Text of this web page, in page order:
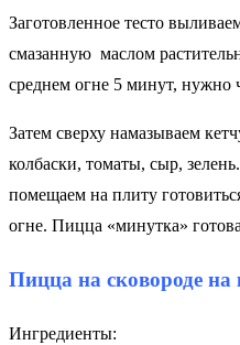
Заготовленное тесто
смазанную маслом
среднем огне 5 минут, нужно
Затем сверху намазываем
колбаски, томаты, сыр,
помещаем на плиту
огне. Пицца «минутка»
Пицца на сковороде
Ингредиенты: